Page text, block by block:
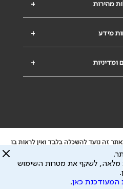
+ מהירות
+ מידע
+ ומדיניות
זה נועד להשכלה בלבד ואין לראות בו
לתוכן המתפרסם באתר זה ולכל נזק
להיגרם.
לצורך מתן השרות וכי חלק ממנו עשוי
למדיניות הפרטיות
מלאה, לשקף את מטרות השימוש
המעודכנת כאן.